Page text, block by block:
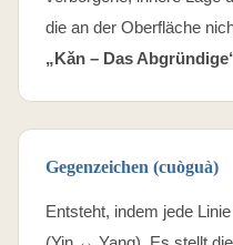
die an der Oberfläche
„Kǎn – Das
Gegenzeichen (cuòguà)
Entsteht, indem jede